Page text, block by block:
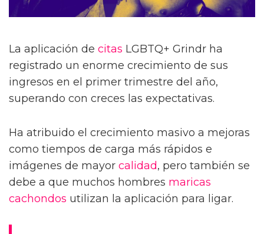
La aplicación de citas LGBTQ+ Grindr ha
registrado un enorme crecimiento de sus
ingresos en el primer trimestre del año,
superando con creces las expectativas.
Ha atribuido el crecimiento masivo a mejoras
como tiempos de carga más rápidos e
imágenes de mayor calidad, pero también se
debe a que muchos hombres maricas
cachondos utilizan la aplicación para ligar.